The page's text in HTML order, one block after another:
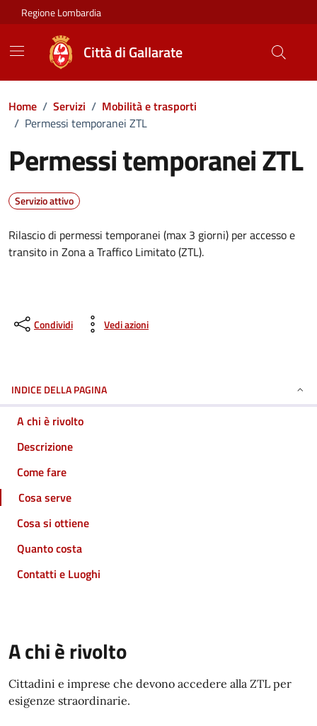
Vai ai contenuti
Vai al footer
Regione Lombardia
Città di Gallarate
Home / Servizi / Mobilità e trasporti
/ Permessi temporanei ZTL
Permessi temporanei ZTL
Servizio attivo
Rilascio di permessi temporanei (max 3 giorni) per accesso e
transito in Zona a Traffico Limitato (ZTL).
Condividi Vedi azioni
INDICE DELLA PAGINA
A chi è rivolto
Descrizione
Come fare
Cosa serve
Cosa si ottiene
Quanto costa
Contatti e Luoghi
A chi è rivolto
Cittadini e imprese che devono accedere alla ZTL per
esigenze straordinarie.